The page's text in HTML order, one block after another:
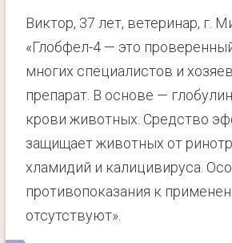
Виктор, 37 лет, ветеринар, г.
«Глобфел-4 — это
многих специалистов и
препарат. В основе —
крови животных. Средство
защищает животных от
хламидий и калицивируса.
противопоказания к
отсутствуют».